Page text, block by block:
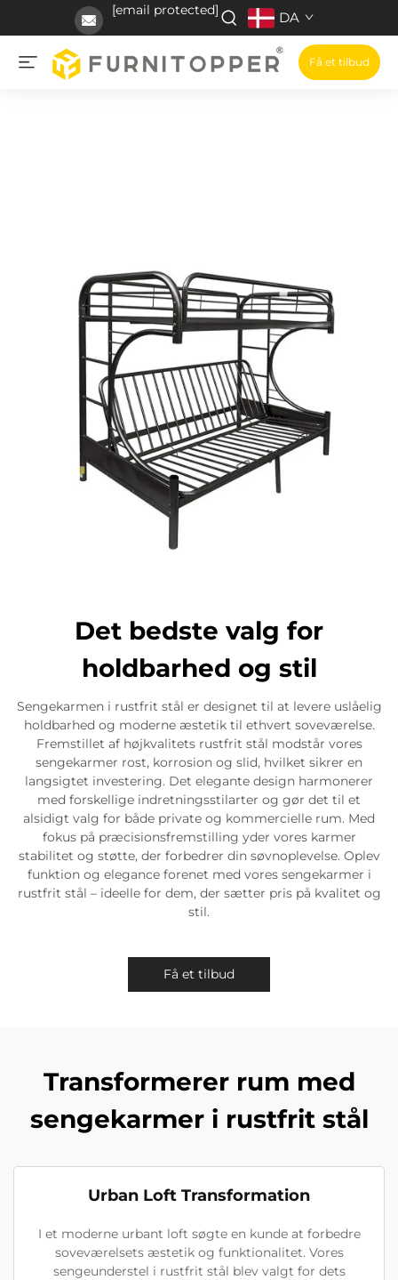
[email protected] DA
Få et tilbud
Det bedste valg for
holdbarhed og stil
Sengekarmen i rustfrit stål er designet til at levere uslåelig
holdbarhed og moderne æstetik til ethvert soveværelse.
Fremstillet af højkvalitets rustfrit stål modstår vores
sengekarmer rost, korrosion og slid, hvilket sikrer en
langsigtet investering. Det elegante design harmonerer
med forskellige indretningsstilarter og gør det til et
alsidigt valg for både private og kommercielle rum. Med
fokus på præcisionsfremstilling yder vores karmer
stabilitet og støtte, der forbedrer din søvnoplevelse. Oplev
funktion og elegance forenet med vores sengekarmer i
rustfrit stål – ideelle for dem, der sætter pris på kvalitet og
stil.
Få et tilbud
Transformerer rum med
sengekarmer i rustfrit stål
Urban Loft Transformation
I et moderne urbant loft søgte en kunde at forbedre
soveværelsets æstetik og funktionalitet. Vores
sengeunderstel i rustfrit stål blev valgt for dets